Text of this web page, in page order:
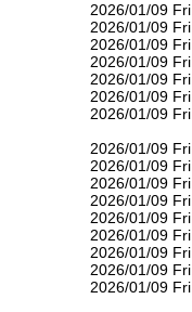
2026/01/09 Fri
2026/01/09 Fri
2026/01/09 Fri
2026/01/09 Fri
2026/01/09 Fri
2026/01/09 Fri
2026/01/09 Fri
2026/01/09 Fri
2026/01/09 Fri
2026/01/09 Fri
2026/01/09 Fri
2026/01/09 Fri
2026/01/09 Fri
2026/01/09 Fri
2026/01/09 Fri
2026/01/09 Fri